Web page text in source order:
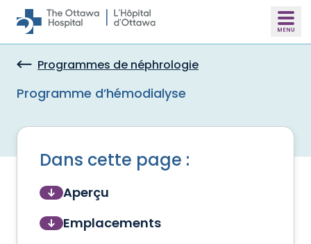
Skip to main content
Programmes de néphrologie
Programme d’hémodialyse
Dans cette page :
Aperçu
Emplacements